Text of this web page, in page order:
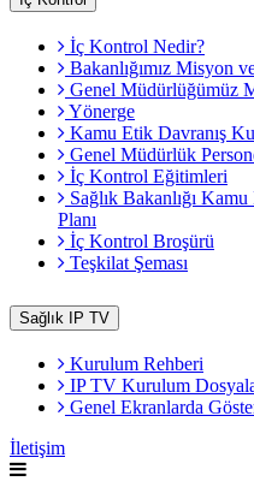
İç Kontrol Nedir?
Bakanlığımız Misyon
Genel Müdürlüğümüz
Yönerge
Kamu Etik Davranış
Genel Müdürlük
İç Kontrol Eğitimleri
Sağlık Bakanlığı
Planı
İç Kontrol Broşürü
Teşkilat Şeması
Sağlık IP TV
Kurulum Rehberi
IP TV Kurulum
Genel Ekranlarda
İletişim